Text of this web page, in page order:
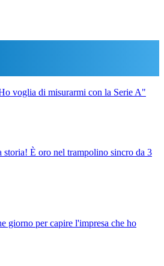
voglia di misurarmi con la Serie A"
storia! È oro nel trampolino sincro da 3
giorno per capire l'impresa che ho